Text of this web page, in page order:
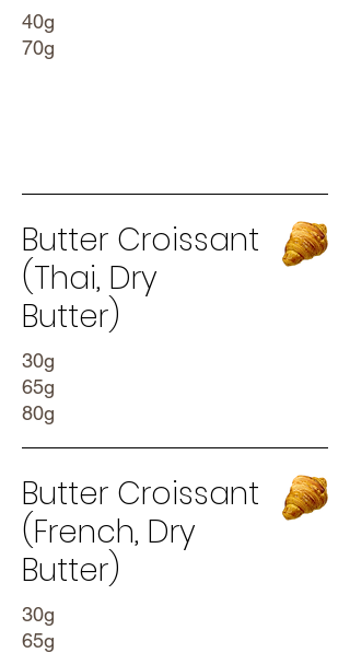
40g
70g
Butter Croissant
(Thai, Dry
Butter)
30g
65g
80g
Butter Croissant
(French, Dry
Butter)
30g
65g